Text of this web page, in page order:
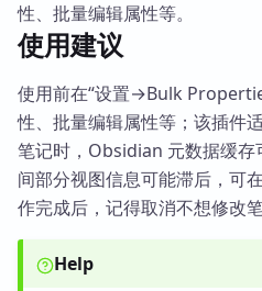
性、批量编辑属性等。
使用建议
使用前在“设置→Bulk
性、批量编辑属性等；该插件
笔记时，Obsidian 元数据缓存
间部分视图信息可能滞后，可
作完成后，记得取消不想修改
Help